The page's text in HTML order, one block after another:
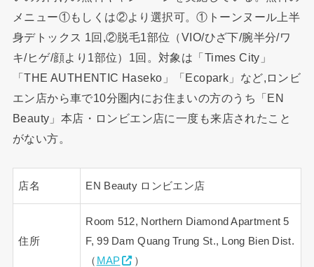
メニュー①もしくは②より選択可。①トーンヌール上半
身デトックス 1回,②脱毛1部位（VIO/ひざ下/腕半分/ワ
キ/ヒゲ/顔より1部位）1回。対象は「Times City」
「THE AUTHENTIC Haseko」「Ecopark」など,ロンビ
エン店から車で10分圏内にお住まいの方のうち「EN
Beauty」本店・ロンビエン店に一度も来店されたこと
がない方。
店名 EN Beauty ロンビエン店
住所
Room 512, Northern Diamond Apartment 5
F, 99 Dam Quang Trung St., Long Bien Dist.
（ MAP ）